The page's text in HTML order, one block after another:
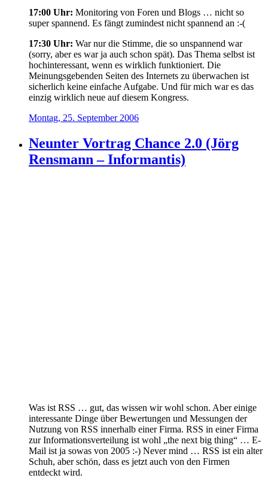
17:00 Uhr: Monitoring von Foren und Blogs … nicht so
super spannend. Es fängt zumindest nicht spannend an :-(
17:30 Uhr: War nur die Stimme, die so unspannend war
(sorry, aber es war ja auch schon spät). Das Thema selbst ist
hochinteressant, wenn es wirklich funktioniert. Die
Meinungsgebenden Seiten des Internets zu überwachen ist
sicherlich keine einfache Aufgabe. Und für mich war es das
einzig wirklich neue auf diesem Kongress.
Montag, 25. September 2006
Neunter Vortrag Chance 2.0 (Jörg
Rensmann – Informantis)
Was ist RSS … gut, das wissen wir wohl schon. Aber einige
interessante Dinge über Bewertungen und Messungen der
Nutzung von RSS innerhalb einer Firma. RSS in einer Firma
zur Informationsverteilung ist wohl „the next big thing“ … E-
Mail ist ja sowas von 2005 :-) Never mind … RSS ist ein alter
Schuh, aber schön, dass es jetzt auch von den Firmen
entdeckt wird.